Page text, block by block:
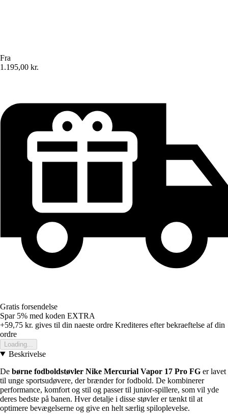
Fra
1.195,00 kr.
Gratis forsendelse
Spar 5% med koden EXTRA
+59,75 kr. gives til din naeste ordre Krediteres efter bekraeftelse af din
ordre
Loading...
Beskrivelse
De børne fodboldstøvler Nike Mercurial Vapor 17 Pro FG er lavet
til unge sportsudøvere, der brænder for fodbold. De kombinerer
performance, komfort og stil og passer til junior-spillere, som vil yde
deres bedste på banen. Hver detalje i disse støvler er tænkt til at
optimere bevægelserne og give en helt særlig spiloplevelse.